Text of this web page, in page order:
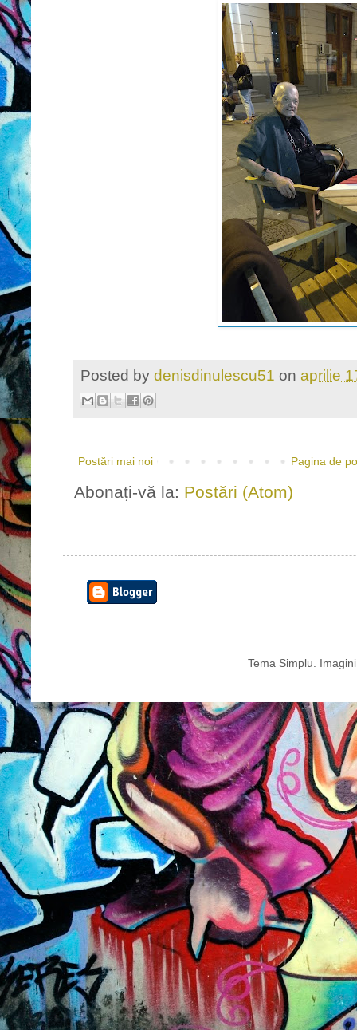
Posted by denisdinulescu51 on aprilie
Postări mai noi Pagina de
Abonați-vă la: Postări (Atom)
Tema Simplu.